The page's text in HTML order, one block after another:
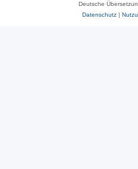
Deutsche
Datenschutz|